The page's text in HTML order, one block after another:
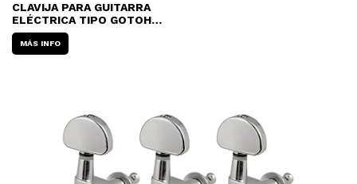
CLAVIJA PARA GUITARRA
ELÉCTRICA TIPO GOTOH
MR. SHIMURA 233C-P5B
PERILLA NEGRA 6 LINEA
(POR UNIDAD)
MÁS INFO